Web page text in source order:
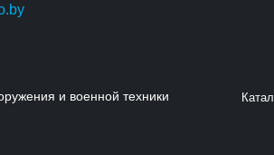
и военной техники